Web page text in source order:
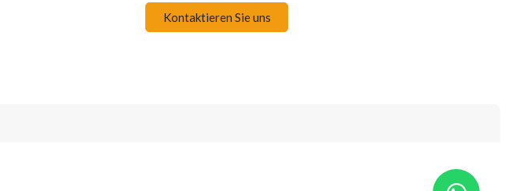
Kontaktieren Sie uns